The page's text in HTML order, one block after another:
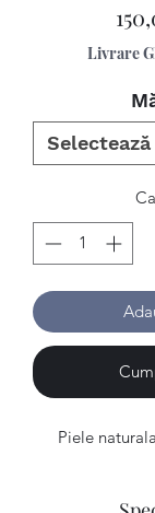
Livrare
Piele